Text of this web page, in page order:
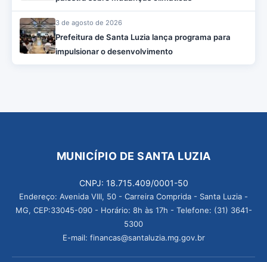
3 de agosto de 2026
Prefeitura de Santa Luzia lança programa para
impulsionar o desenvolvimento
MUNICÍPIO DE SANTA LUZIA
CNPJ: 18.715.409/0001-50
Endereço: Avenida VIII, 50 - Carreira Comprida - Santa Luzia -
MG, CEP:33045-090 - Horário: 8h às 17h - Telefone: (31) 3641-
5300
E-mail: financas@santaluzia.mg.gov.br